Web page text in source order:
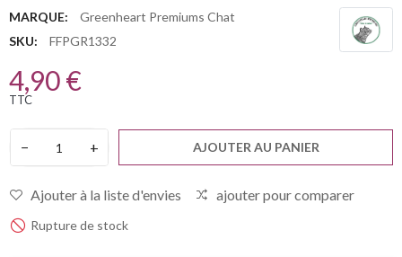
MARQUE:
Greenheart Premiums Chat
SKU:
FFPGR1332
4,90 €
TTC
− + AJOUTER AU PANIER
Ajouter à la liste d'envies ajouter pour comparer
Rupture de stock